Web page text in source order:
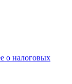
о налоговых